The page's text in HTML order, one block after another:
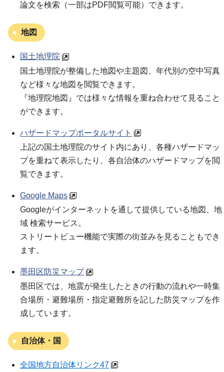
論文を検索（一部はPDF閲覧可能）できます。
地図
国土地理院
国土地理院が整備した地図や主題図、年代別の空中写真
など様々な地図を閲覧できます。
『地理院地図』では様々な情報を重ね合わせて見ること
ができます。
ハザードマップポータルサイト
上記の国土地理院のサイト内にあり、各種ハザードマッ
プを重ねて表示したり、各自治体のハザードマップを閲
覧できます。
Google Maps
Googleがインターネットを通して提供している地図、地
域 検索サービス。
ストリートビュー機能で実際の街並みを見ることもでき
ます。
墨田区防災マップ
墨田区では、地震が発生したときの行動の流れや一時集
合場所・避難場所・指定避難所を記した防災マップを作
成しています。
自治体・国
全国地方自治体リンク47